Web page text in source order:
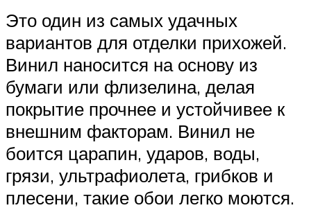
Это один из самых удачных
вариантов для отделки прихожей.
Винил наносится на основу из
бумаги или флизелина, делая
покрытие прочнее и устойчивее к
внешним факторам. Винил не
боится царапин, ударов, воды,
грязи, ультрафиолета, грибков и
плесени, такие обои легко моются.